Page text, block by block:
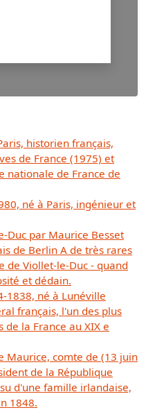
historien français,
de France (1975) et
nationale de France de
né à Paris, ingénieur et
Duc par Maurice Besset
de Berlin A de très rares
de Viollet-le-Duc - quand
et dédain.
1838, né à Lunéville
français, l'un des plus
la France au XIX e
Maurice, comte de (13 juin
de la République
d'une famille irlandaise,
1848.